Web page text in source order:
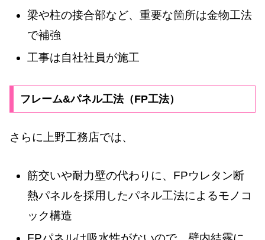
梁や柱の接合部など、重要な箇所は金物工法
で補強
工事は自社社員が施工
フレーム&パネル工法（FP工法）
さらに上野工務店では、
筋交いや耐力壁の代わりに、FPウレタン断
熱パネルを採用したパネル工法によるモノコ
ック構造